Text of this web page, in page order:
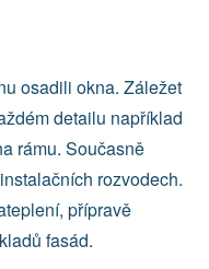
osadili okna. Záležet
detailu například
rámu. Současně
rozvodech.
přípravě
fasád.